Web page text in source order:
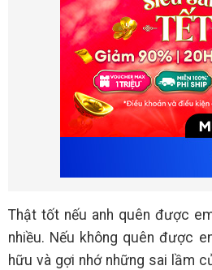
Thật tốt nếu anh quên được
nhiều. Nếu không quên được
hữu và gợi nhớ những sai lầm